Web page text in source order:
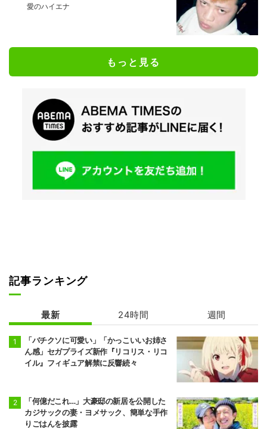
愛のハイエナ
もっと見る
記事ランキング
最新 24時間 週間
「バチクソに可愛い」「かっこいいお姉さ
ん感」セガプライズ新作『リコリス・リコ
イル』フィギュア解禁に反響続々
「何億だこれ…」大豪邸の新居を公開した
カジサックの妻・ヨメサック、簡単な手作
りごはんを披露